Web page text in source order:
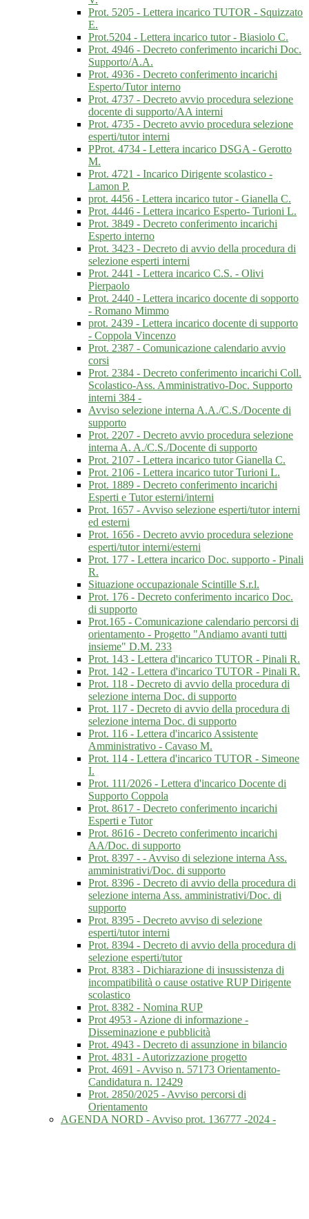
Prot. 5205 - Lettera incarico TUTOR - Squizzato
E.
Prot.5204 - Lettera incarico tutor - Biasiolo C.
Prot. 4946 - Decreto conferimento incarichi Doc.
Supporto/A.A.
Prot. 4936 - Decreto conferimento incarichi
Esperto/Tutor interno
Prot. 4737 - Decreto avvio procedura selezione
docente di supporto/AA interni
Prot. 4735 - Decreto avvio procedura selezione
esperti/tutor interni
PProt. 4734 - Lettera incarico DSGA - Gerotto
M.
Prot. 4721 - Incarico Dirigente scolastico -
Lamon P.
prot. 4456 - Lettera incarico tutor - Gianella C.
Prot. 4446 - Lettera incarico Esperto- Turioni L.
Prot. 3849 - Decreto conferimento incarichi
Esperto interno
Prot. 3423 - Decreto di avvio della procedura di
selezione esperti interni
Prot. 2441 - Lettera incarico C.S. - Olivi
Pierpaolo
Prot. 2440 - Lettera incarico docente di sopporto
- Romano Mimmo
prot. 2439 - Lettera incarico docente di supporto
- Coppola Vincenzo
Prot. 2387 - Comunicazione calendario avvio
corsi
Prot. 2384 - Decreto conferimento incarichi Coll.
Scolastico-Ass. Amministrativo-Doc. Supporto
interni 384 -
Avviso selezione interna A.A./C.S./Docente di
supporto
Prot. 2207 - Decreto avvio procedura selezione
interna A. A./C.S./Docente di supporto
Prot. 2107 - Lettera incarico tutor Gianella C.
Prot. 2106 - Lettera incarico tutor Turioni L.
Prot. 1889 - Decreto conferimento incarichi
Esperti e Tutor esterni/interni
Prot. 1657 - Avviso selezione esperti/tutor interni
ed esterni
Prot. 1656 - Decreto avvio procedura selezione
esperti/tutor interni/esterni
Prot. 177 - Lettera incarico Doc. supporto - Pinali
R.
Situazione occupazionale Scintille S.r.l.
Prot. 176 - Decreto conferimento incarico Doc.
di supporto
Prot.165 - Comunicazione calendario percorsi di
orientamento - Progetto "Andiamo avanti tutti
insieme" D.M. 233
Prot. 143 - Lettera d'incarico TUTOR - Pinali R.
Prot. 142 - Lettera d'incarico TUTOR - Pinali R.
Prot. 118 - Decreto di avvio della procedura di
selezione interna Doc. di supporto
Prot. 117 - Decreto di avvio della procedura di
selezione interna Doc. di supporto
Prot. 116 - Lettera d'incarico Assistente
Amministrativo - Cavaso M.
Prot. 114 - Lettera d'incarico TUTOR - Simeone
I.
Prot. 111/2026 - Lettera d'incarico Docente di
Supporto Coppola
Prot. 8617 - Decreto conferimento incarichi
Esperti e Tutor
Prot. 8616 - Decreto conferimento incarichi
AA/Doc. di supporto
Prot. 8397 - - Avviso di selezione interna Ass.
amministrativi/Doc. di supporto
Prot. 8396 - Decreto di avvio della procedura di
selezione interna Ass. amministrativi/Doc. di
supporto
Prot. 8395 - Decreto avviso di selezione
esperti/tutor interni
Prot. 8394 - Decreto di avvio della procedura di
selezione esperti/tutor
Prot. 8383 - Dichiarazione di insussistenza di
incompatibilità o cause ostative RUP Dirigente
scolastico
Prot. 8382 - Nomina RUP
Prot 4953 - Azione di informazione -
Disseminazione e pubblicità
Prot. 4943 - Decreto di assunzione in bilancio
Prot. 4831 - Autorizzazione progetto
Prot. 4691 - Avviso n. 57173 Orientamento-
Candidatura n. 12429
Prot. 2850/2025 - Avviso percorsi di
Orientamento
AGENDA NORD - Avviso prot. 136777 -2024 -